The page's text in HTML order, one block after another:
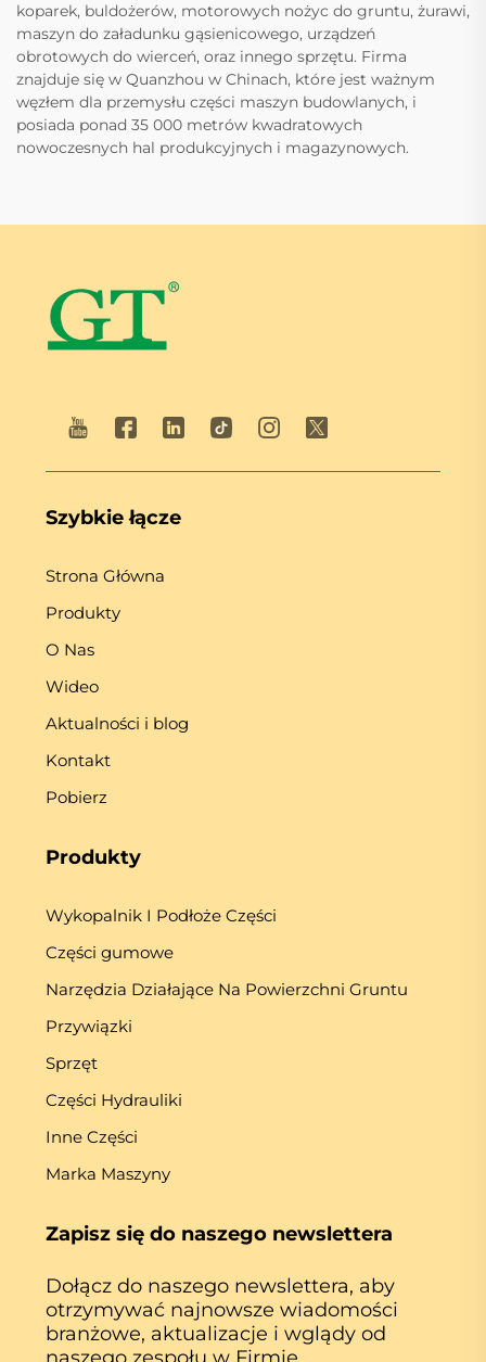
koparek, buldożerów, motorowych nożyc do gruntu, żurawi,
maszyn do załadunku gąsienicowego, urządzeń
obrotowych do wierceń, oraz innego sprzętu. Firma
znajduje się w Quanzhou w Chinach, które jest ważnym
węzłem dla przemysłu części maszyn budowlanych, i
posiada ponad 35 000 metrów kwadratowych
nowoczesnych hal produkcyjnych i magazynowych.
Szybkie łącze
Strona Główna
Produkty
O Nas
Wideo
Aktualności i blog
Kontakt
Pobierz
Produkty
Wykopalnik I Podłoże Części
Części gumowe
Narzędzia Działające Na Powierzchni Gruntu
Przywiązki
Sprzęt
Części Hydrauliki
Inne Części
Marka Maszyny
Zapisz się do naszego newslettera
Dołącz do naszego newslettera, aby
otrzymywać najnowsze wiadomości
branżowe, aktualizacje i wglądy od